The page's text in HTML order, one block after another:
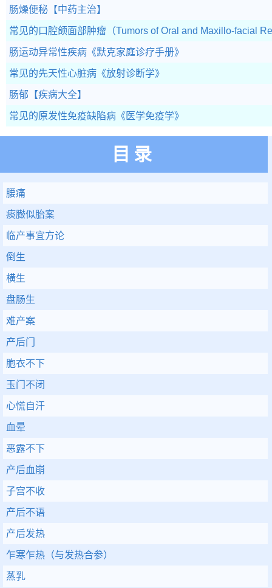
肠燥便秘 【中药主治】
常见的口腔颌面部肿瘤（Tumors of Oral and Maxillo-facial
肠运动异常性疾病 《默克家庭诊疗手册》
常见的先天性心脏病 《放射诊断学》
肠郁 【疾病大全】
常见的原发性免疫缺陷病 《医学免疫学》
目录
腰痛
痰臌似胎案
临产事宜方论
倒生
横生
盘肠生
难产案
产后门
胞衣不下
玉门不闭
心慌自汗
血晕
恶露不下
产后血崩
子宫不收
产后不语
产后发热
乍寒乍热（与发热合参）
蒸乳